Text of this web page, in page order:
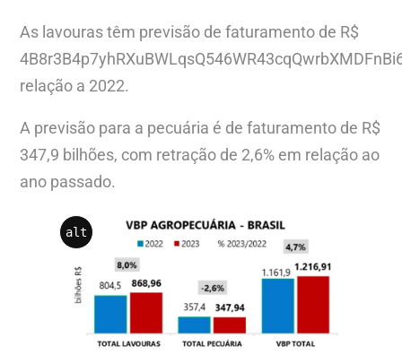
As lavouras têm previsão de faturamento de R$
relação a 2022.
A previsão para a pecuária é de faturamento de R$
347,9 bilhões, com retração de 2,6% em relação ao
ano passado.
alt